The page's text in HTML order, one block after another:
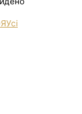
ЯУсі